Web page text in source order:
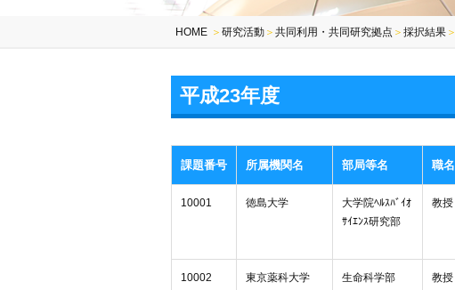
HOME ＞ 研究活動 ＞ 共同利用・共同研究拠点 ＞ 採択結果 ＞
平成23年度
課題番号 所属機関名 部局等名 職名
10001 徳島大学
大学院ﾍﾙｽﾊﾞｲｵ
ｻｲｴﾝｽ研究部
教授
10002 東京薬科大学 生命科学部 教授